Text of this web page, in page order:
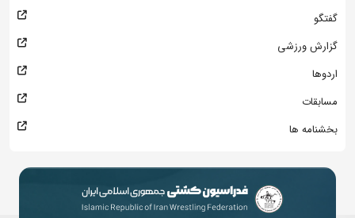
گفتگو
گزارش ورزشی
اردوها
مسابقات
بخشنامه ها